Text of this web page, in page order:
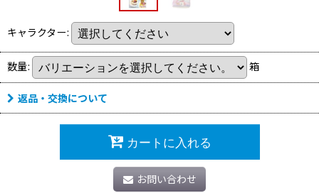
キャラクター:
数量: 箱
返品・交換について
カートに入れる
お問い合わせ